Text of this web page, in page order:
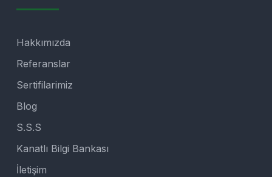
Hakkımızda
Referanslar
Sertifilarimiz
Blog
S.S.S
Kanatlı Bilgi Bankası
İletişim